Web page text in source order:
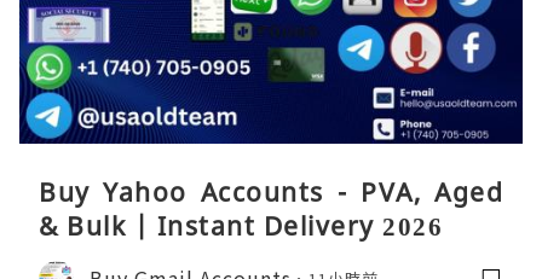
Buy Yahoo Accounts - PVA, Aged
& Bulk | Instant Delivery 2026